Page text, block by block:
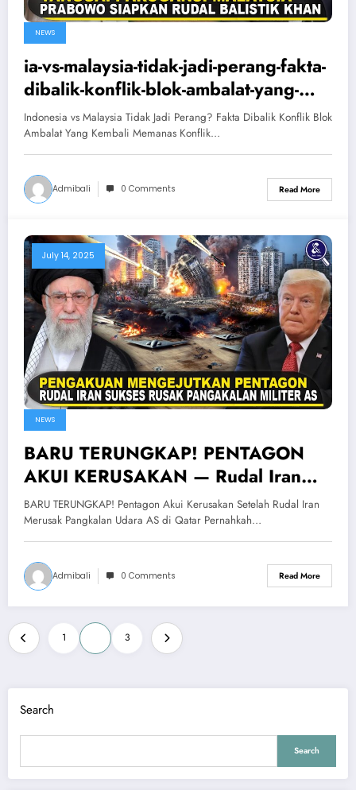
NEWS
ia-vs-malaysia-tidak-jadi-perang-fakta-
dibalik-konflik-blok-ambalat-yang-
kembali-memanas
Indonesia vs Malaysia Tidak Jadi Perang? Fakta Dibalik Konflik Blok
Ambalat Yang Kembali Memanas Konflik…
Admibali 0 Comments Read More
July 14, 2025
NEWS
BARU TERUNGKAP! PENTAGON
AKUI KERUSAKAN — Rudal Iran
BERHASIL Merusak Pangkalan
Udara AS di Qatar
BARU TERUNGKAP! Pentagon Akui Kerusakan Setelah Rudal Iran
Merusak Pangkalan Udara AS di Qatar Pernahkah…
Admibali 0 Comments Read More
Posts
pagination
1 3
Search
Search